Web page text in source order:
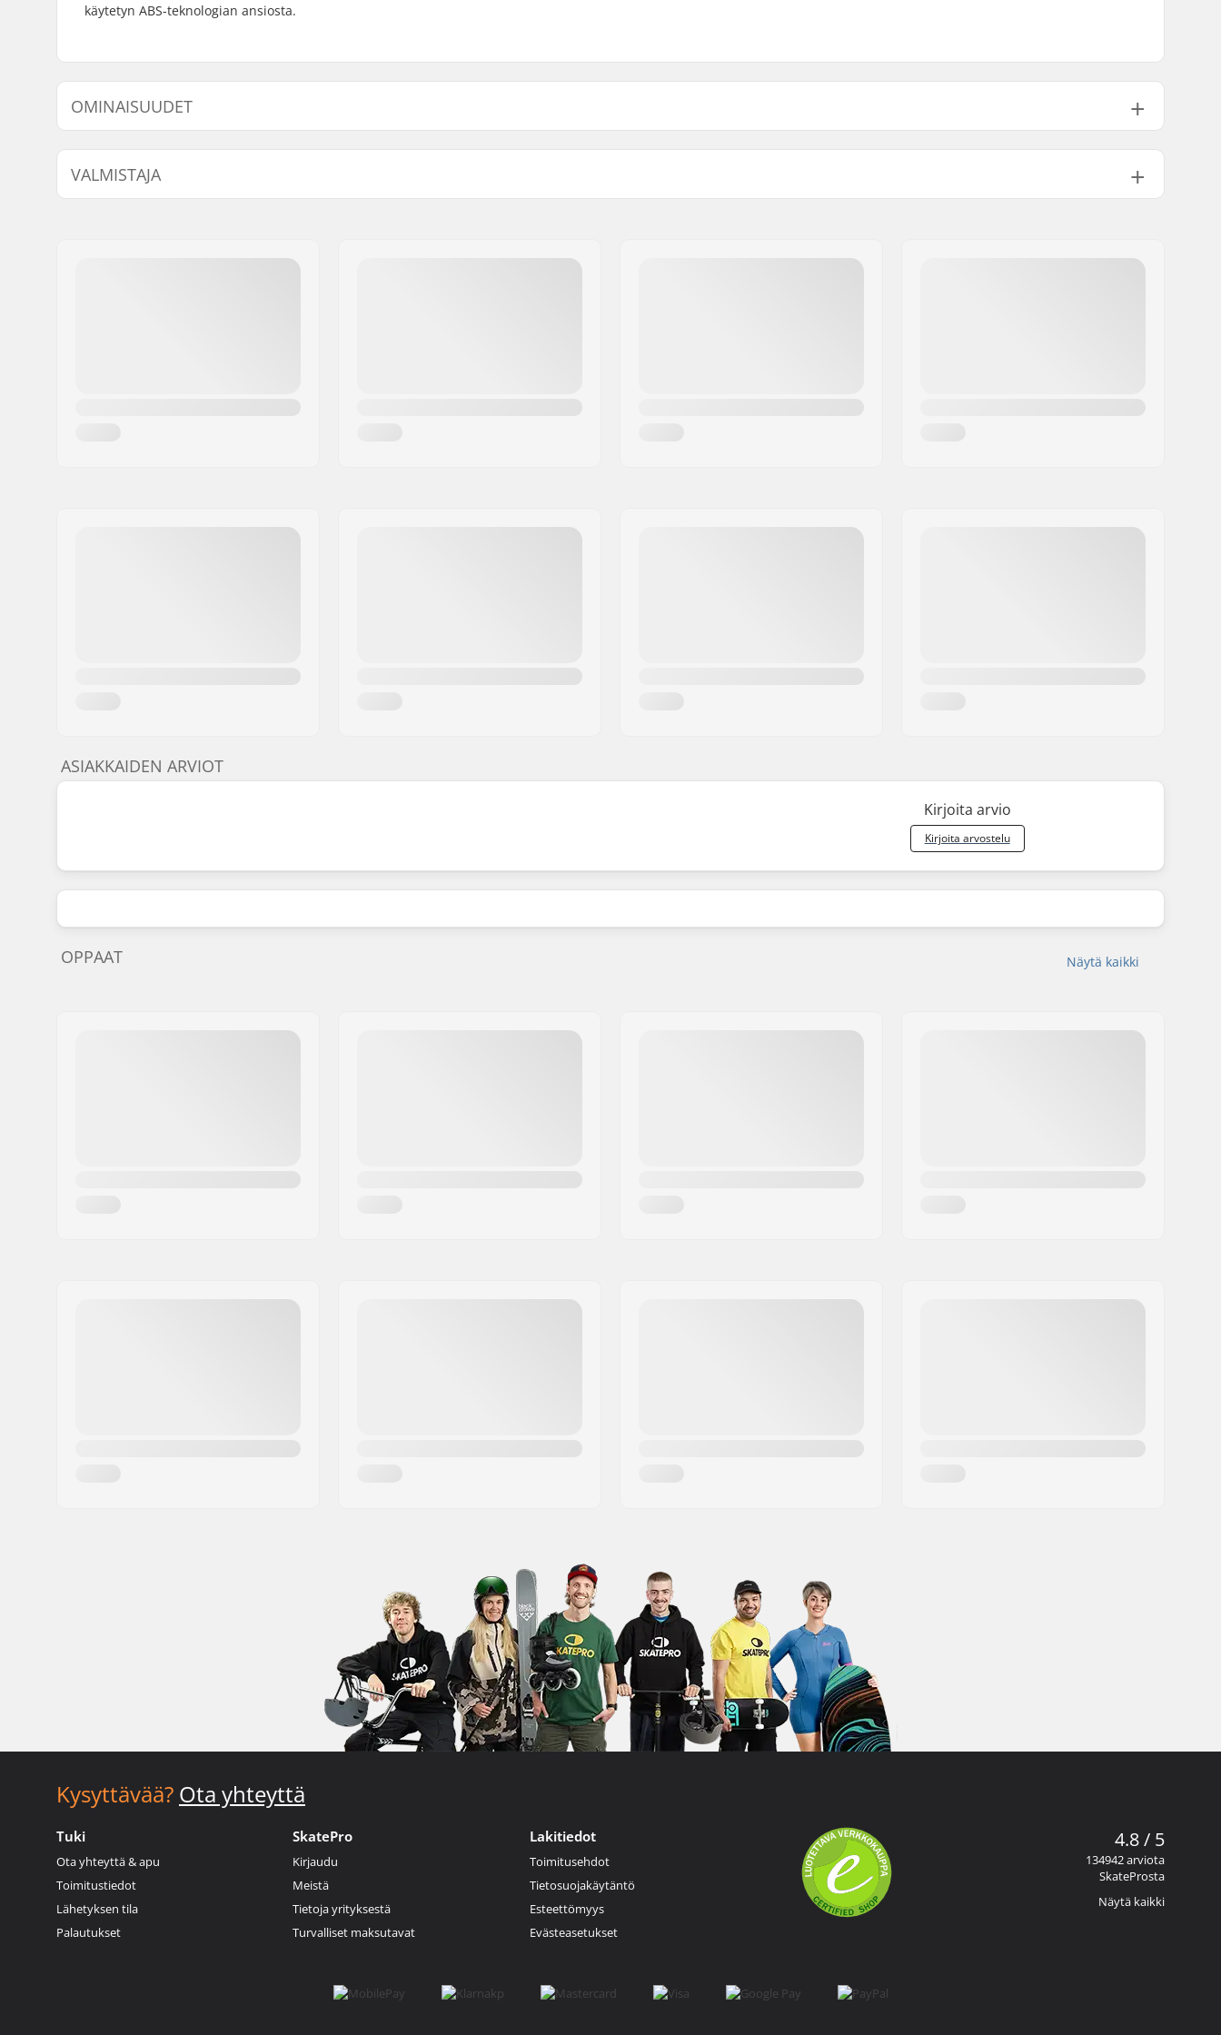
käytetyn ABS-teknologian ansiosta.
OMINAISUUDET
Ilmanvaihtojärjestelmä:
No
Sovitusjärjestelmä:
Erikoisominaisuudet:
Zonal Koroyd®,MIPS
Sertifikaatit: CE EN 1077 - Class B, ASTM 2040-
Ulkokuoren tyyppi:
ABS
VALMISTAJA
ASIAKKAIDEN ARVIOT
Kirjoita arvio
Kirjoita arvostelu
Näytä kaikki
OPPAAT
Kysyttävää? Ota yhteyttä
Tuki
Ota yhteyttä & apu
Toimitustiedot
Lähetyksen tila
Palautukset
SkatePro
Kirjaudu
Meistä
Tietoja yrityksestä
Turvalliset maksutavat
Lakitiedot
Toimitusehdot
Tietosuojakäytäntö
Esteettömyys
Evästeasetukset
4.8 / 5
134942 arviota
SkateProsta
Näytä kaikki